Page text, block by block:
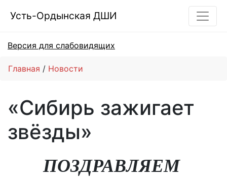
Усть-Ордынская ДШИ
Версия для слабовидящих
Главная Новости
«Сибирь зажигает
звёзды»
ПОЗДРАВЛЯЕМ